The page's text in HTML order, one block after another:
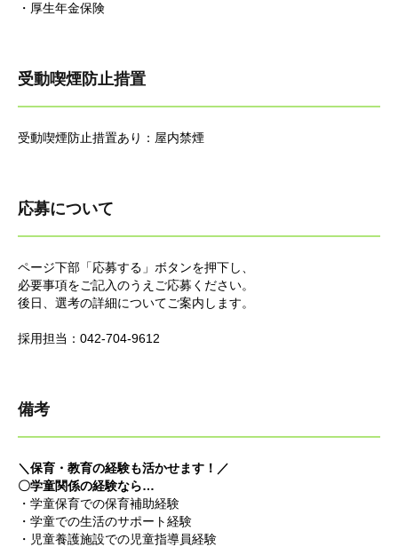
・厚生年金保険
受動喫煙防止措置
受動喫煙防止措置あり：屋内禁煙
応募について
ページ下部「応募する」ボタンを押下し、
必要事項をご記入のうえご応募ください。
後日、選考の詳細についてご案内します。
採用担当：042-704-9612
備考
＼保育・教育の経験も活かせます！／
〇学童関係の経験なら…
・学童保育での保育補助経験
・学童での生活のサポート経験
・児童養護施設での児童指導員経験